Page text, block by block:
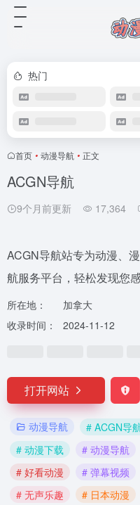
热门
首页 • 动漫导航 • 正文
ACGN导航
9个月前更新 17,364
ACGN导航站专为动漫、
航服务平台，轻松发现您
所在地：
加拿大
收录时间：
2024-11-12
打开网站
动漫导航 # ACGN导
# 动漫下载
# 动漫导航
# 好看动漫
# 弹幕视频
# 无声乐趣
# 日本动漫